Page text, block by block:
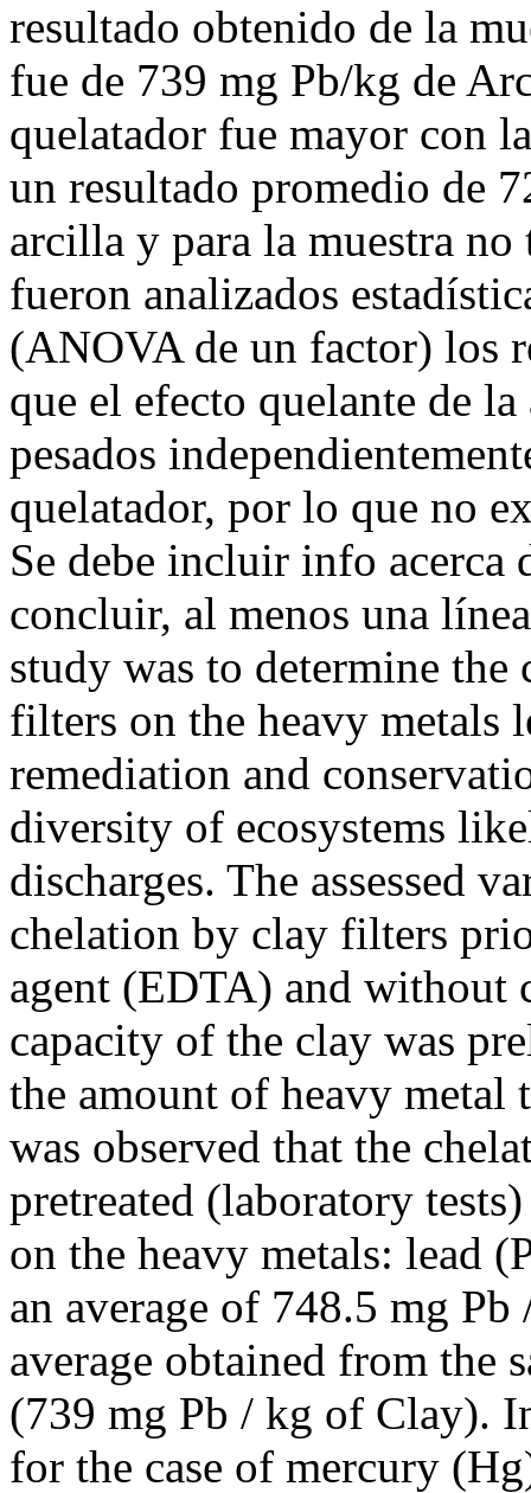
resultado obtenido de la
fue de 739 mg Pb/kg de
quelatador fue mayor con
un resultado promedio de
arcilla y para la muestra
fueron analizados
(ANOVA de un factor) los
que el efecto quelante de
pesados
quelatador, por lo que no
Se debe incluir info acerca
concluir, al menos una
study was to determine
filters on the heavy metals
remediation and
diversity of ecosystems
discharges. The assessed
chelation by clay filters
agent (EDTA) and without
capacity of the clay was
the amount of heavy
was observed that the
pretreated (laboratory
on the heavy metals: lead
an average of 748.5 mg
average obtained from the
(739 mg Pb / kg of Clay).
for the case of mercury